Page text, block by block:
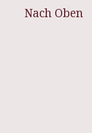
Nach Oben